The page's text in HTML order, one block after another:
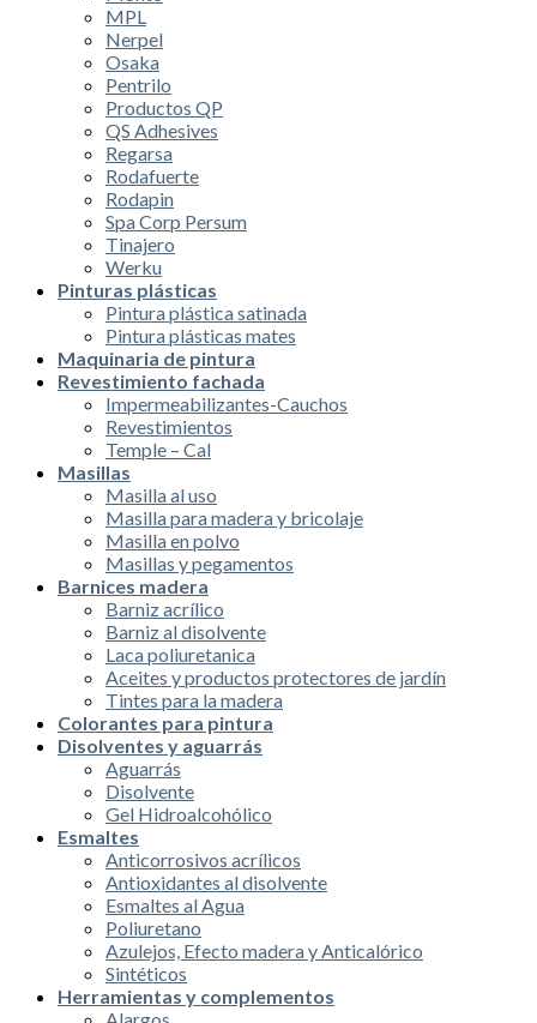
MPL
Nerpel
Osaka
Pentrilo
Productos QP
QS Adhesives
Regarsa
Rodafuerte
Rodapin
Spa Corp Persum
Tinajero
Werku
Pinturas plásticas
Pintura plástica satinada
Pintura plásticas mates
Maquinaria de pintura
Revestimiento fachada
Impermeabilizantes-Cauchos
Revestimientos
Temple – Cal
Masillas
Masilla al uso
Masilla para madera y bricolaje
Masilla en polvo
Masillas y pegamentos
Barnices madera
Barniz acrílico
Barniz al disolvente
Laca poliuretanica
Aceites y productos protectores de jardín
Tintes para la madera
Colorantes para pintura
Disolventes y aguarrás
Aguarrás
Disolvente
Gel Hidroalcohólico
Esmaltes
Anticorrosivos acrílicos
Antioxidantes al disolvente
Esmaltes al Agua
Poliuretano
Azulejos, Efecto madera y Anticalórico
Sintéticos
Herramientas y complementos